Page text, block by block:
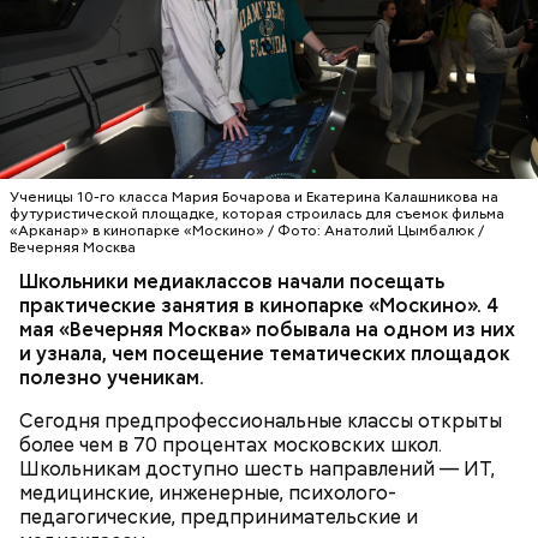
Ученицы 10-го класса Мария Бочарова и Екатерина Калашникова на
футуристической площадке, которая строилась для съемок фильма
«Арканар» в кинопарке «Москино» / Фото: Анатолий Цымбалюк /
Вечерняя Москва
Школьники медиаклассов начали посещать
практические занятия в кинопарке «Москино». 4
мая «Вечерняя Москва» побывала на одном из них
и узнала, чем посещение тематических площадок
полезно ученикам.
Сегодня предпрофессиональные классы открыты
более чем в 70 процентах московских школ.
Школьникам доступно шесть направлений — ИТ,
медицинские, инженерные, психолого-
педагогические, предпринимательские и
— Мы более десяти лет развиваем
предпрофессиональные классы, чтобы школьники
еще во время учебы могли получить первый
практический опыт и осознанно выбрать будущую
профессию, — отметила заместитель мэра Москвы
по вопросам социального развития Анастасия
Ракова. — Речь идет о полноценном погружении:
ребята работают на реальных площадках вместе с
действующими специалистами из интересующей
их сферы. Одно из направлений
предпрофессионального образования —
медиаклассы, в которых сегодня учатся более
шести тысяч школьников.
профессионалами индустрии на площадках
ведущих медиакомпаний. Одна из них — кинопарк
«Москино», где, помимо школьников, практику
проходят и студенты киноколледжей. Здесь они
знакомятся с основами кинопроизводства.
МОЛОДЕЖЬ ОБРАЗОВАНИЕ
МОСКВА
ШКОЛЫ
МОСКИНО
инфраструктуры ведется под надзором
специалистов Мосгосстройнадзора.
площадках суммарно организовано уже 55
контрольно-надзорных мероприятий. Инспекторы
Комитета оценивали соответствие выполненных
работ и применяемых материалов требованиям
проектной документации и утвержденным
архитектурно-градостроительным решениям. Это
гарантирует качество и безопасность зданий при
их дальнейшей эксплуатации.